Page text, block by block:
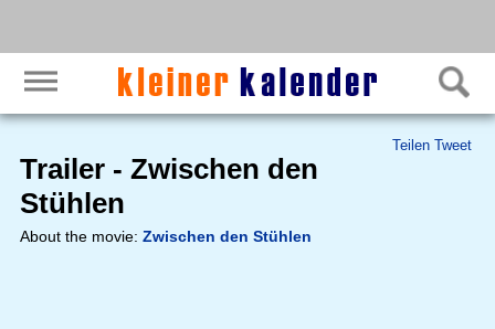
Teilen Tweet
Trailer - Zwischen den
Stühlen
About the movie: Zwischen den Stühlen